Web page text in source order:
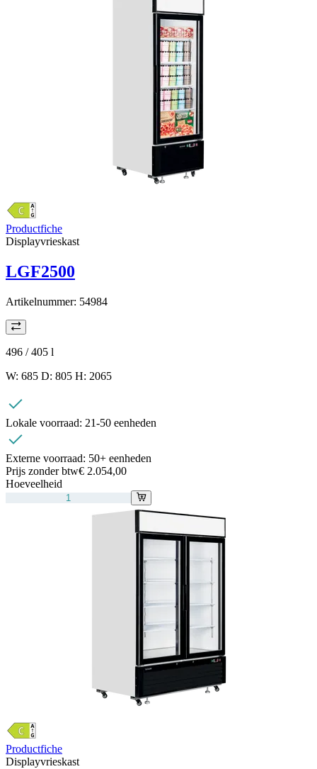
Productfiche
Displayvrieskast
LGF2500
Artikelnummer: 54984
496 / 405 l
W: 685 D: 805 H: 2065
Lokale voorraad: 21-50 eenheden
Externe voorraad: 50+ eenheden
Prijs zonder btw€ 2.054,00
Hoeveelheid
Productfiche
Displayvrieskast